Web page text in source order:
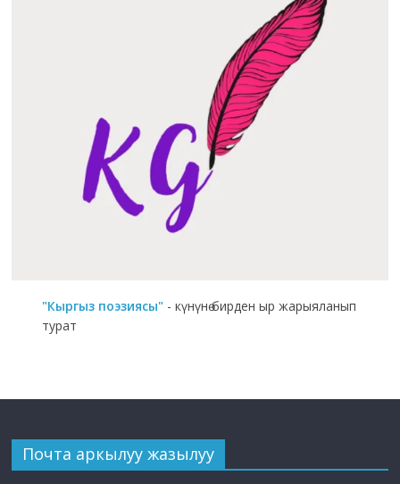
"Кыргыз поэзиясы" - күнүнө бирден ыр жарыяланып
турат
Почта аркылуу жазылуу